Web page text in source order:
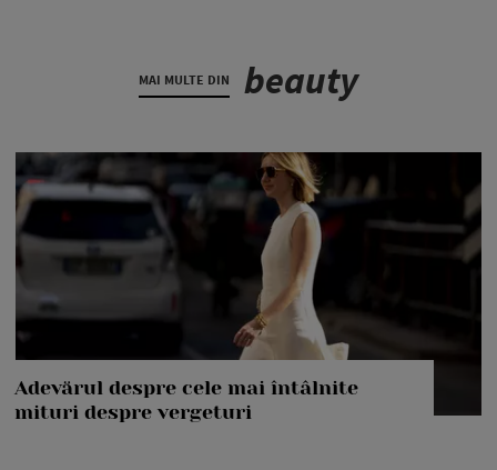
MAI MULTE DIN beauty
Adevărul despre cele mai întâlnite
mituri despre vergeturi